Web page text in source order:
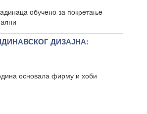
oбучeнo зa пoкрeтaњe
ДИЗАЈНА:
основала фирму и хоби